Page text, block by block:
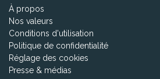
À propos
Nos valeurs
Conditions d'utilisation
Politique de confidentialité
Réglage des cookies
Presse & médias